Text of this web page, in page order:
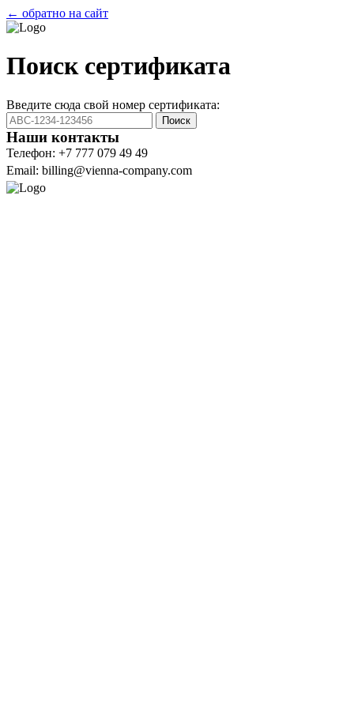
← обратно на сайт
Поиск сертификата
Введите сюда свой номер сертификата:
Поиск
Наши контакты
Телефон: +7 777 079 49 49
Email: billing@vienna-company.com